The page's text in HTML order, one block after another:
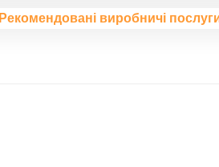
Рекомендовані виробничі